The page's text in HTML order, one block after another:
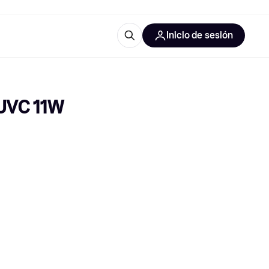
Inicio de sesión
11W